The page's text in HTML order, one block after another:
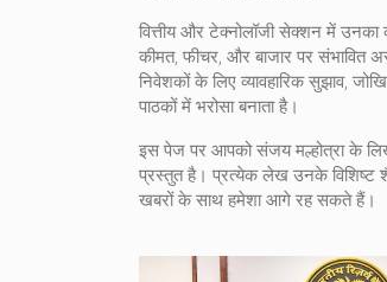
वित्तीय और टेक्नोलॉजी सेक्शन में
कीमत, फीचर, और बाजार पर संभावित
निवेशकों के लिए व्यावहारिक सुझाव,
पाठकों में भरोसा बनाता है।
इस पेज पर आपको संजय मल्होत्रा के
प्रस्तुत है। प्रत्येक लेख उनके विशिष्ट
खबरों के साथ हमेशा आगे रह सकते हैं।